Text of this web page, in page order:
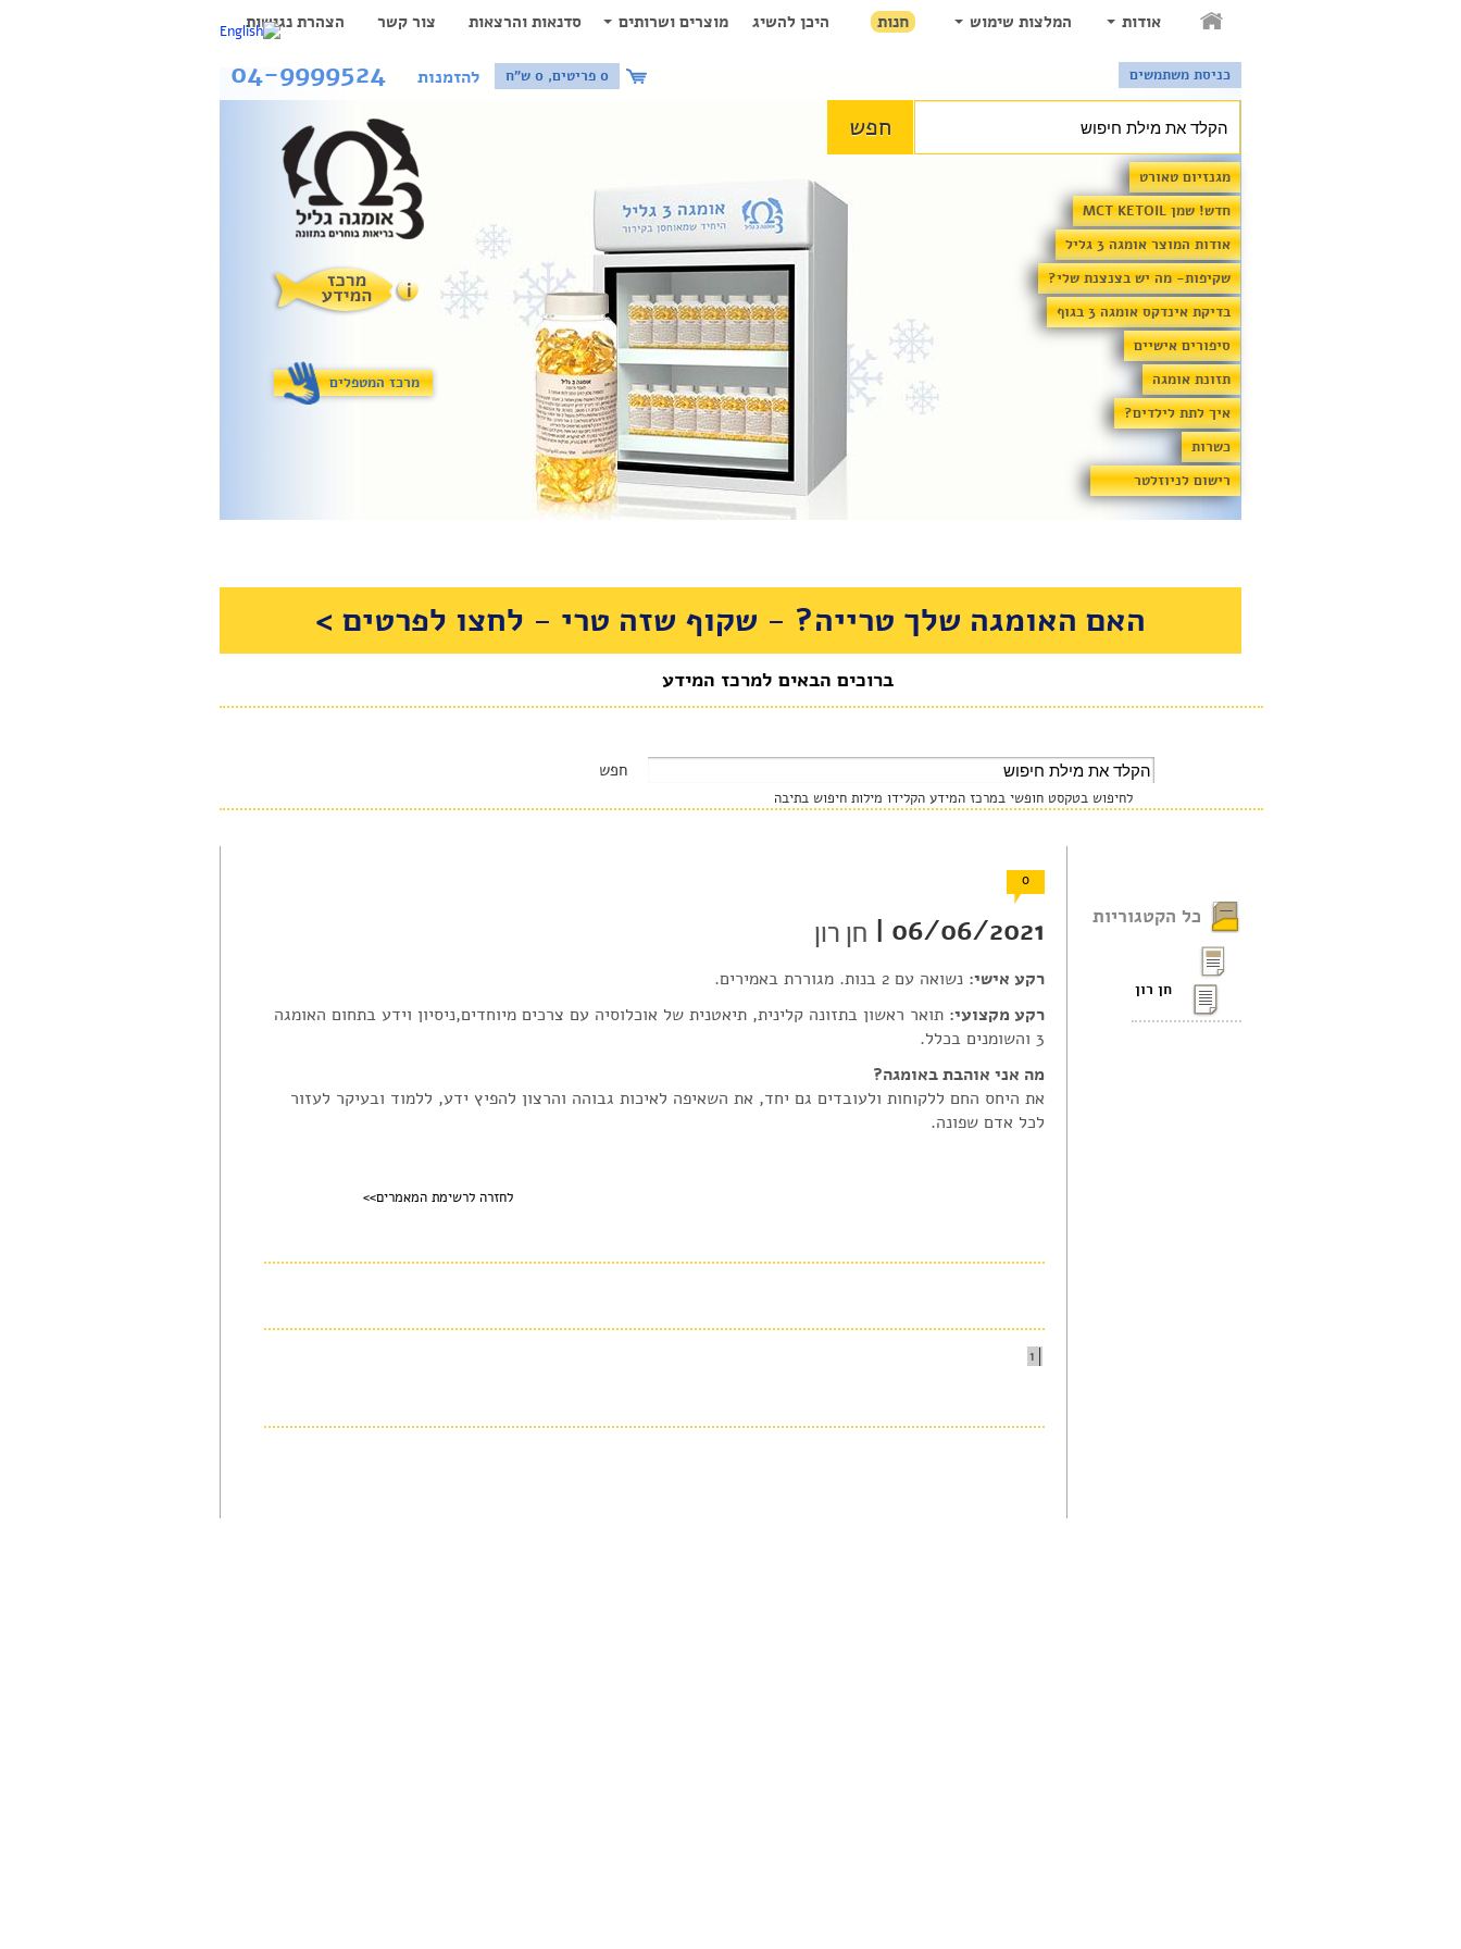
אודות המלצות שימוש חנות היכן להשיג מוצרים ושרותים סדנאות והרצאות צור קשר הצהרת נגישות
כניסת משתמשים 0 פריטים, 0 ש"ח להזמנות 04-9999524
מגנזיום טאורט
חדש! שמן MCT KETOIL
אודות המוצר אומגה 3 גליל
שקיפות- מה יש בצנצנת שלי?
בדיקת אינדקס אומגה 3 בגוף
סיפורים אישיים
תזונת אומגה
איך לתת לילדים?
כשרות
רישום לניוזלטר
מרכז המטפלים
האם האומגה שלך טרייה? - שקוף שזה טרי - לחצו לפרטים >
ברוכים הבאים למרכז המידע
לחיפוש בטקסט חופשי במרכז המידע הקלידו מילות חיפוש בתיבה
כל הקטגוריות
חן רון
0
06/06/2021 | חן רון
רקע אישי: נשואה עם 2 בנות. מגוררת באמירים.
רקע מקצועי: תואר ראשון בתזונה קלינית, תיאטנית של אוכלוסיה עם צרכים מיוחדים,ניסיון וידע בתחום האומגה
3 והשומנים בכלל.
מה אני אוהבת באומגה?
את היחס החם ללקוחות ולעובדים גם יחד, את השאיפה לאיכות גבוהה והרצון להפיץ ידע, ללמוד ובעיקר לעזור
לכל אדם שפונה.
לחזרה לרשימת המאמרים>>
1